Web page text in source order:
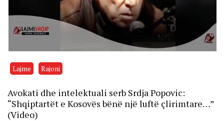
Lajme Rajoni
Avokati dhe intelektuali serb Srdja Popovic:
“Shqiptartët e Kosovës bënë një luftë çlirimtare…”
(Video)